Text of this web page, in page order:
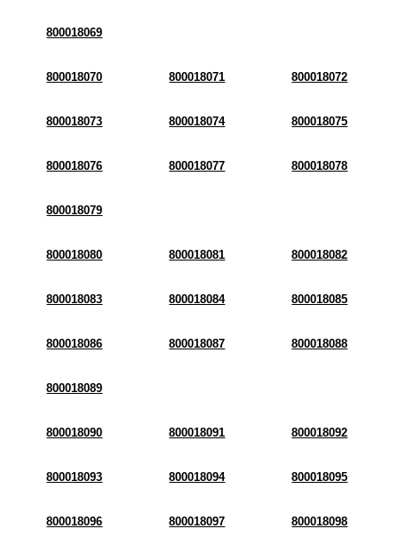
800018069
800018070 800018071 800018072
800018073 800018074 800018075
800018076 800018077 800018078
800018079
800018080 800018081 800018082
800018083 800018084 800018085
800018086 800018087 800018088
800018089
800018090 800018091 800018092
800018093 800018094 800018095
800018096 800018097 800018098